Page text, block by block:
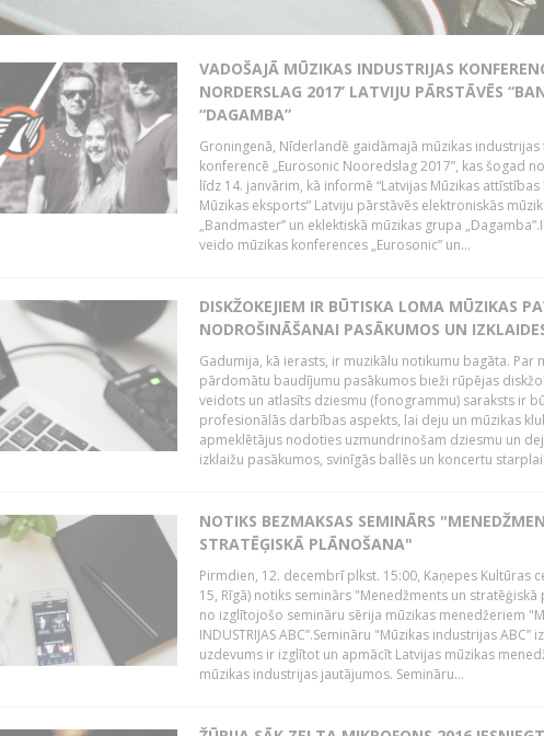
VADOŠAJĀ MŪZIKAS INDUSTRIJAS
NORDERSLAG 2017’ LATVIJU PĀRSTĀVĒS
“DAGAMBA”
Groningenā, Nīderlandē gaidāmajā mūzikas industrijas
konferencē „Eurosonic Nooredslag 2017”, kas šogad
līdz 14. janvārim, kā informē “Latvijas Mūzikas
Mūzikas eksports” Latviju pārstāvēs elektroniskās
„Bandmaster” un eklektiskā mūzikas grupa
veido mūzikas konferences „Eurosonic” un...
DISKŽOKEJIEM IR BŪTISKA LOMA MŪZIKAS
NODROŠINĀŠANAI PASĀKUMOS UN
Gadumija, kā ierasts, ir muzikālu notikumu bagāta. Par
pārdomātu baudījumu pasākumos bieži rūpējas
veidots un atlasīts dziesmu (fonogrammu) saraksts ir
profesionālās darbības aspekts, lai deju un mūzikas
apmeklētājus nodoties uzmundrinošam dziesmu un
izklaižu pasākumos, svinīgās ballēs un koncertu
NOTIKS BEZMAKSAS SEMINĀRS
STRATĒĢISKĀ PLĀNOŠANA"
Pirmdien, 12. decembrī plkst. 15:00, Kaņepes Kultūras
15, Rīgā) notiks seminārs "Menedžments un
no izglītojošo semināru sērija mūzikas menedžeriem
INDUSTRIJAS ABC”.Semināru "Mūzikas industrijas
uzdevums ir izglītot un apmācīt Latvijas mūzikas
mūzikas industrijas jautājumos. Semināru...